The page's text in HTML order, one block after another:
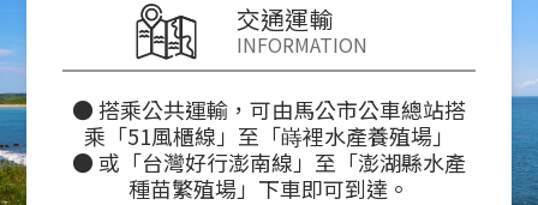
交通運輸
INFORMATION
● 搭乘公共運輸，可由馬公市公車總站搭
乘「51風櫃線」至「嵵裡水產養殖場」
● 或「台灣好行澎南線」至「澎湖縣水產
種苗繁殖場」下車即可到達。